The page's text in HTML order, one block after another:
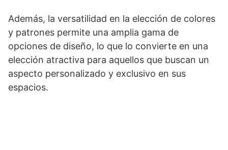
Además, la versatilidad en la elección de colores
y patrones permite una amplia gama de
opciones de diseño, lo que lo convierte en una
elección atractiva para aquellos que buscan un
aspecto personalizado y exclusivo en sus
espacios.